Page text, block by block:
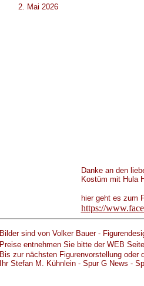
2. Mai 2026
Danke an den
Kostüm mit Hula
hier geht es zum
https://
Bilder sind von Volker Bauer -
Preise entnehmen Sie bitte der WEB
Bis zur nächsten Figurenvorstellung oder
Ihr Stefan M. Kühnlein - Spur G News -